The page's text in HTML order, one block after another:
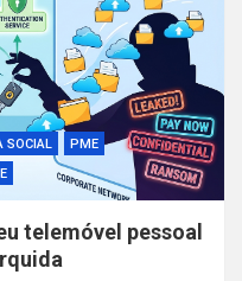
SOCIAL
PME
telemóvel pessoal